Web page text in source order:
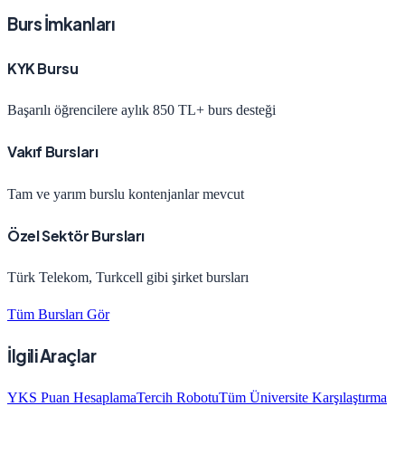
Burs İmkanları
KYK Bursu
Başarılı öğrencilere aylık 850 TL+ burs desteği
Vakıf Bursları
Tam ve yarım burslu kontenjanlar mevcut
Özel Sektör Bursları
Türk Telekom, Turkcell gibi şirket bursları
Tüm Bursları Gör
İlgili Araçlar
YKS Puan HesaplamaTercih RobotuTüm Üniversite Karşılaştırma